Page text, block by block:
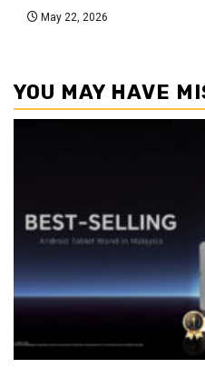
May 22, 2026
YOU MAY HAVE